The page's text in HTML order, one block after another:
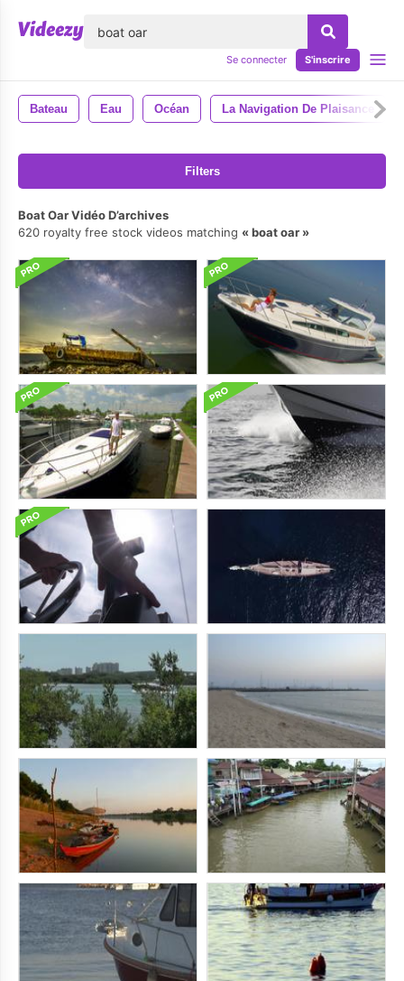
Se connecter S'inscrire
Bateau Eau Océan La Navigation De Plaisance
Filters
Boat Oar Vidéo D’archives
620 royalty free stock videos matching
boat oar